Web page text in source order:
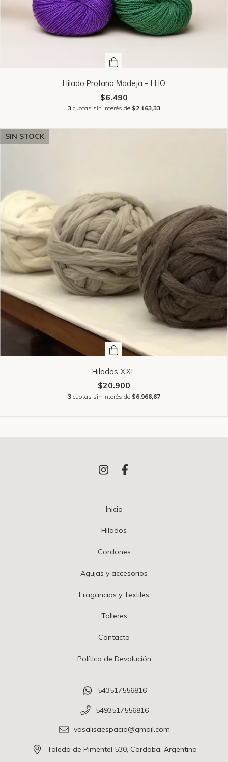
Hilado Profano Madeja - LHO
$6.490
3 cuotas sin interés de $2.163,33
SIN STOCK
Hilados XXL
$20.900
3 cuotas sin interés de $6.966,67
Inicio
Hilados
Cordones
Agujas y accesorios
Fragancias y Textiles
Talleres
Contacto
Política de Devolución
543517556816
5493517556816
vasalisaespacio@gmail.com
Toledo de Pimentel 530, Cordoba, Argentina